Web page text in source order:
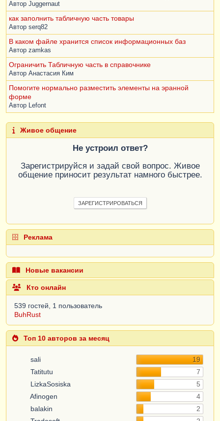
Автор Juggernaut
как заполнить табличную часть товары
Автор serq82
В каком файле хранится список информационных баз
Автор zamkas
Ограничить Табличную часть в справочнике
Автор Анастасия Ким
Помогите нормально разместить элементы на эранной
форме
Автор Lefont
Живое общение
Не устроил ответ?
Зарегистрируйся и задай свой вопрос. Живое
общение приносит результат намного быстрее.
ЗАРЕГИСТРИРОВАТЬСЯ
Реклама
Новые вакансии
Кто онлайн
539 гостей, 1 пользователь
BuhRust
Топ 10 авторов за месяц
sali
19
Tatitutu
7
LizkaSosiska
5
Afinogen
4
balakin
2